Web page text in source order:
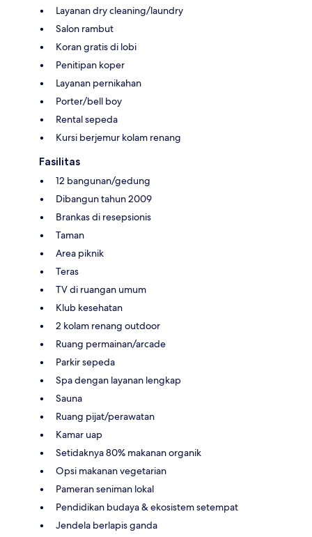
Layanan dry cleaning/laundry
Salon rambut
Koran gratis di lobi
Penitipan koper
Layanan pernikahan
Porter/bell boy
Rental sepeda
Kursi berjemur kolam renang
Fasilitas
12 bangunan/gedung
Dibangun tahun 2009
Brankas di resepsionis
Taman
Area piknik
Teras
TV di ruangan umum
Klub kesehatan
2 kolam renang outdoor
Ruang permainan/arcade
Parkir sepeda
Spa dengan layanan lengkap
Sauna
Ruang pijat/perawatan
Kamar uap
Setidaknya 80% makanan organik
Opsi makanan vegetarian
Pameran seniman lokal
Pendidikan budaya & ekosistem setempat
Jendela berlapis ganda